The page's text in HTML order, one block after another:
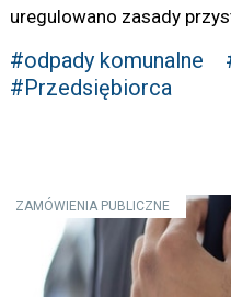
uregulowano zasady
#odpady komunalne
#Przedsiębiorca
ZAMÓWIENIA PUBLICZNE